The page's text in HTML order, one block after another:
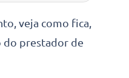
veja como fica,
do prestador de